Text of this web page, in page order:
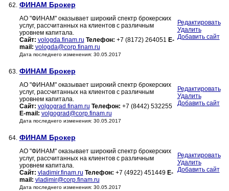
62. ФИНАМ Брокер
АО "ФИНАМ" оказывает широкий спектр брокерских
услуг, рассчитанных на клиентов с различным
уровнем капитала.
Сайт: vologda.finam.ru Телефон: +7 (8172) 264051 E-
mail: vologda@corp.finam.ru
Дата последнего изменения: 30.05.2017
Редактировать
Удалить
Добавить сайт
63. ФИНАМ Брокер
АО "ФИНАМ" оказывает широкий спектр брокерских
услуг, рассчитанных на клиентов с различным
уровнем капитала.
Сайт: volgograd.finam.ru Телефон: +7 (8442) 532255
E-mail: volgograd@corp.finam.ru
Дата последнего изменения: 30.05.2017
Редактировать
Удалить
Добавить сайт
64. ФИНАМ Брокер
АО "ФИНАМ" оказывает широкий спектр брокерских
услуг, рассчитанных на клиентов с различным
уровнем капитала.
Сайт: vladimir.finam.ru Телефон: +7 (4922) 451449 E-
mail: vladimir@corp.finam.ru
Дата последнего изменения: 30.05.2017
Редактировать
Удалить
Добавить сайт